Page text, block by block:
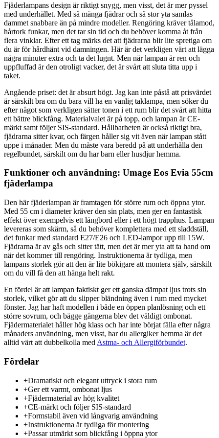
Fjäderlampans design är riktigt snygg, men visst, det är mer pyssel
med underhållet. Med så många fjädrar och så stor yta samlas
dammet snabbare än på mindre modeller. Rengöring kräver tålamod,
hårtork funkar, men det tar sin tid och du behöver komma åt från
flera vinklar. Efter ett tag märks det att fjädrarna blir lite spretiga om
du är för hårdhänt vid damningen. Här är det verkligen värt att lägga
några minuter extra och ta det lugnt. Men när lampan är ren och
uppfluffad är den otroligt vacker, det är svårt att sluta titta upp i
taket.
Angående priset: det är absurt högt. Jag kan inte påstå att prisvärdet
är särskilt bra om du bara vill ha en vanlig taklampa, men söker du
efter något som verkligen sätter tonen i ett rum blir det svårt att hitta
ett bättre blickfång. Materialvalet är på topp, och lampan är CE-
märkt samt följer SIS-standard. Hållbarheten är också riktigt bra,
fjädrarna sitter kvar, och färgen håller sig vit även när lampan stått
uppe i månader. Men du måste vara beredd på att underhålla den
regelbundet, särskilt om du har barn eller husdjur hemma.
Funktioner och användning: Umage Eos Evia 55cm
fjäderlampa
Den här fjäderlampan är framtagen för större rum och öppna ytor.
Med 55 cm i diameter kräver den sin plats, men ger en fantastisk
effekt över exempelvis ett långbord eller i ett högt trapphus. Lampan
levereras som skärm, så du behöver komplettera med ett sladdställ,
det funkar med standard E27/E26 och LED-lampor upp till 15W.
Fjädrarna är av gås och sitter tätt, men det är mer yta att ta hand om
när det kommer till rengöring. Instruktionerna är tydliga, men
lampans storlek gör att den är lite bökigare att montera själv, särskilt
om du vill få den att hänga helt rakt.
En fördel är att lampan faktiskt ger ett ganska dämpat ljus trots sin
storlek, vilket gör att du slipper bländning även i rum med mycket
fönster. Jag har haft modellen i både en öppen planlösning och ett
större sovrum, och bägge gångerna blev det väldigt ombonat.
Fjädermaterialet håller hög klass och har inte börjat fälla efter några
månaders användning, men visst, har du allergiker hemma är det
alltid värt att dubbelkolla med Astma- och Allergiförbundet.
Fördelar
+Dramatiskt och elegant uttryck i stora rum
+Ger ett varmt, ombonat ljus
+Fjädermaterial av hög kvalitet
+CE-märkt och följer SIS-standard
+Formstabil även vid långvarig användning
+Instruktionerna är tydliga för montering
+Passar utmärkt som blickfång i öppna ytor